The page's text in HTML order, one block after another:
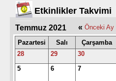
UZAKTAN
EĞİTİM
KAMPÜSTE
YAŞAM
KÜTÜPHANE
ULAŞIM
Etkinlikler Takvimi
Temmuz 2021 « Önceki Ay
Pazartesi Salı Çarşamba
28
29 30
5
6 7